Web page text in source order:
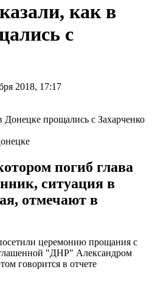
как в
с
2018, 17:17
погиб глава
ситуация в
отмечают в
церемонию прощания с
"ДНР" Александром
говорится в отчете